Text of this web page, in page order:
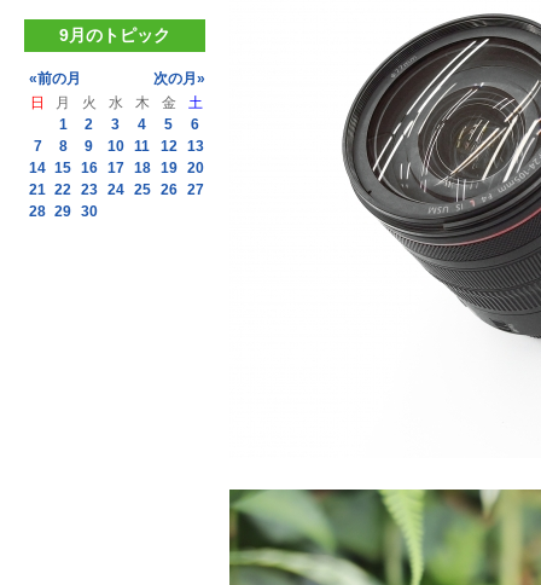
9月のトピック
«前の月
次の月»
日
月 火 水 木 金
土
1
2 3 4 5
6
7
8 9 10 11 12 13
14 15 16 17 18 19 20
21 22 23 24 25 26 27
28 29 30